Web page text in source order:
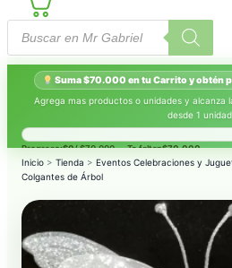
Búsqueda
productos
Suma $70.000 en tu Carrito y obtén
Agrega mas productos o unidades y alcanza
desde 1 unidad.
Progreso:$0/ $70.000 — Te faltan$70.000.
Inicio > Tienda > Eventos Celebraciones y
Colgantes de Árbol